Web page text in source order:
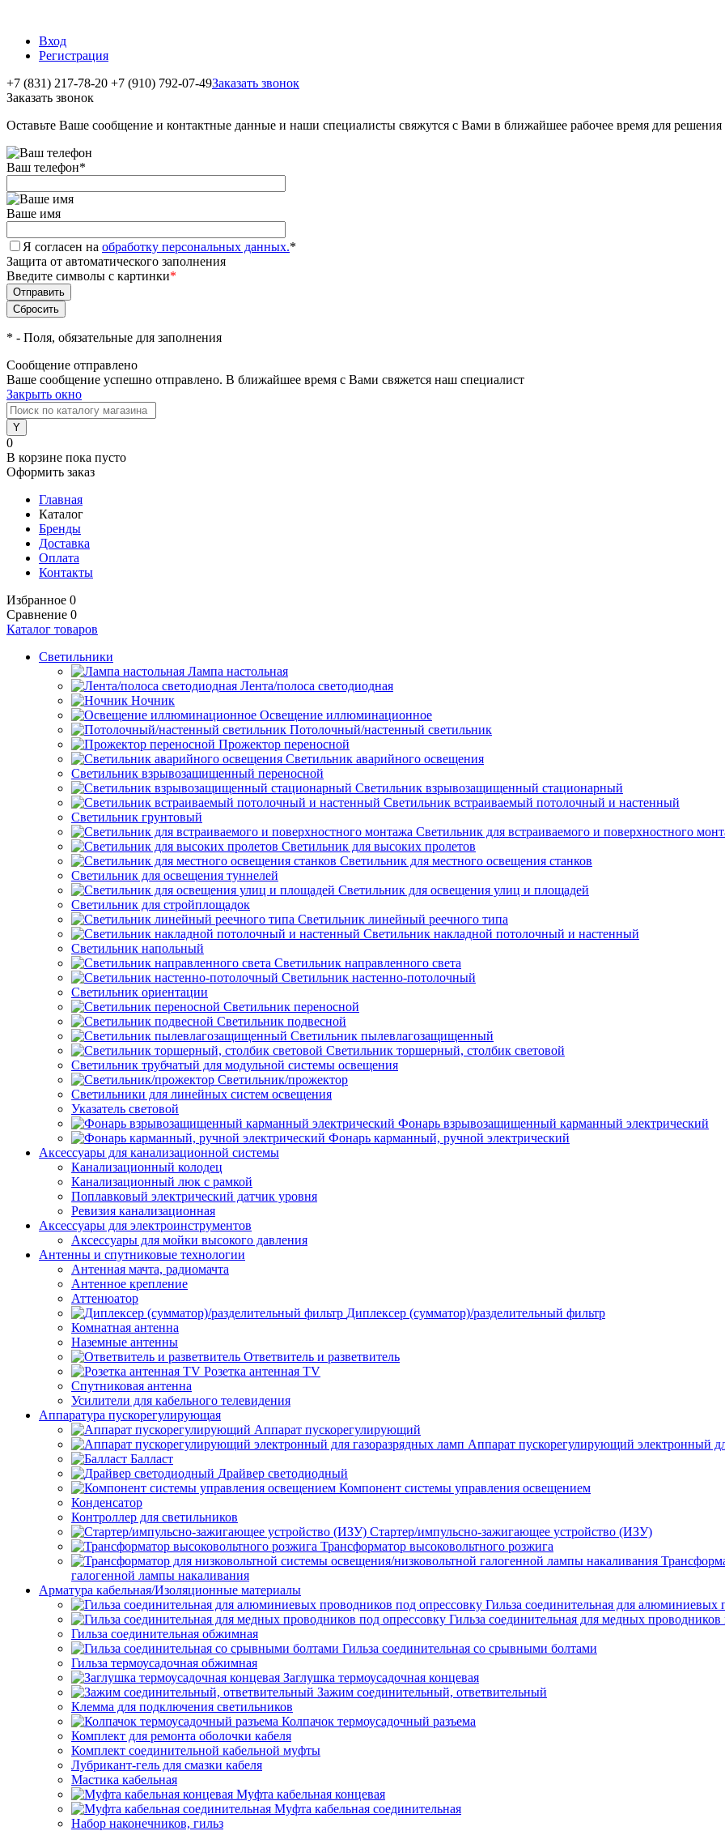
Вход
Регистрация
+7 (831) 217-78-20 +7 (910) 792-07-49Заказать звонок
Заказать звонок
Оставьте Ваше сообщение и контактные данные и наши специалисты свяжутся с Вами в ближайшее рабочее время для
Ваш телефон*
Ваше имя
Я согласен на обработку персональных данных.*
Защита от автоматического заполнения
Введите символы с картинки*
* - Поля, обязательные для заполнения
Сообщение отправлено
Ваше сообщение успешно отправлено. В ближайшее время с Вами свяжется наш специалист
Закрыть окно
0
В корзине пока пусто
Оформить заказ
Главная
Каталог
Бренды
Доставка
Оплата
Контакты
Избранное 0
Сравнение 0
Каталог товаров
Светильники
Лампа настольная
Лента/полоса светодиодная
Ночник
Освещение иллюминационное
Потолочный/настенный светильник
Прожектор переносной
Светильник аварийного освещения
Светильник взрывозащищенный переносной
Светильник взрывозащищенный стационарный
Светильник встраиваемый потолочный и настенный
Светильник грунтовый
Светильник для встраиваемого и поверхностного
Светильник для высоких пролетов
Светильник для местного освещения станков
Светильник для освещения туннелей
Светильник для освещения улиц и площадей
Светильник для стройплощадок
Светильник линейный реечного типа
Светильник накладной потолочный и настенный
Светильник напольный
Светильник направленного света
Светильник настенно-потолочный
Светильник ориентации
Светильник переносной
Светильник подвесной
Светильник пылевлагозащищенный
Светильник торшерный, столбик световой
Светильник трубчатый для модульной системы освещения
Светильник/прожектор
Светильники для линейных систем освещения
Указатель световой
Фонарь взрывозащищенный карманный электрический
Фонарь карманный, ручной электрический
Аксессуары для канализационной системы
Канализационный колодец
Канализационный люк с рамкой
Поплавковый электрический датчик уровня
Ревизия канализационная
Аксессуары для электроинструментов
Аксессуары для мойки высокого давления
Антенны и спутниковые технологии
Антенная мачта, радиомачта
Антенное крепление
Аттенюатор
Диплексер (сумматор)/разделительный фильтр
Комнатная антенна
Наземные антенны
Ответвитель и разветвитель
Розетка антенная TV
Спутниковая антенна
Усилители для кабельного телевидения
Аппаратура пускорегулирующая
Аппарат пускорегулирующий
Аппарат пускорегулирующий электронный
Балласт
Драйвер светодиодный
Компонент системы управления освещением
Конденсатор
Контроллер для светильников
Стартер/импульсно-зажигающее устройство (ИЗУ)
Трансформатор высоковольтного розжига
галогенной лампы накаливания
Арматура кабельная/Изоляционные материалы
Гильза соединительная для алюминиевых
Гильза соединительная для медных проводников
Гильза соединительная обжимная
Гильза соединительная со срывными болтами
Гильза термоусадочная обжимная
Заглушка термоусадочная концевая
Зажим соединительный, ответвительный
Клемма для подключения светильников
Колпачок термоусадочный разъема
Комплект для ремонта оболочки кабеля
Комплект соединительной кабельной муфты
Лубрикант-гель для смазки кабеля
Мастика кабельная
Муфта кабельная концевая
Муфта кабельная соединительная
Набор наконечников, гильз